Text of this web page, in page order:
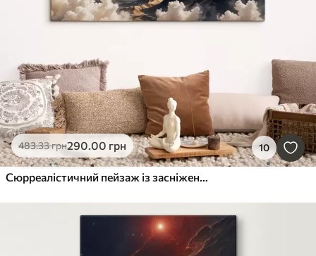
483.33грн290.00 грн 10
Сюрреалістичний пейзаж із засніженими горами під величезним повним місяцем і тонкими хмарами